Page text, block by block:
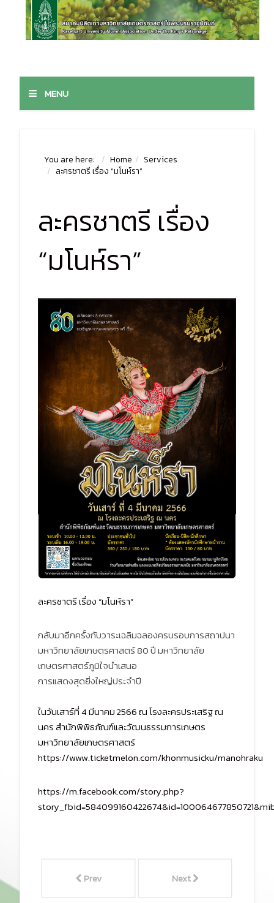
MENU
You are here: Home
Services
ละครชาตรี เรื่อง “มโนห์รา”
ละครชาตรี เรื่อง
“มโนห์รา”
ละครชาตรี เรื่อง “มโนห์รา”
กลับมาอีกครั้งกับวาระเฉลิมฉลองครบรอบการสถาปนา
มหาวิทยาลัยเกษตรศาสตร์ 80 ปี มหาวิทยาลัย
เกษตรศาสตร์ภูมิใจนำเสนอ
การแสดงสุดยิ่งใหญ่ประจำปี
ในวันเสาร์ที่ 4 มีนาคม 2566 ณ โรงละครประเสริฐ ณ
นคร สำนักพิพิธภัณฑ์และวัฒนธรรมการเกษตร
มหาวิทยาลัยเกษตรศาสตร์
https://www.ticketmelon.com/khonmusicku/manohraku
https://m.facebook.com/story.php?
Prev Next